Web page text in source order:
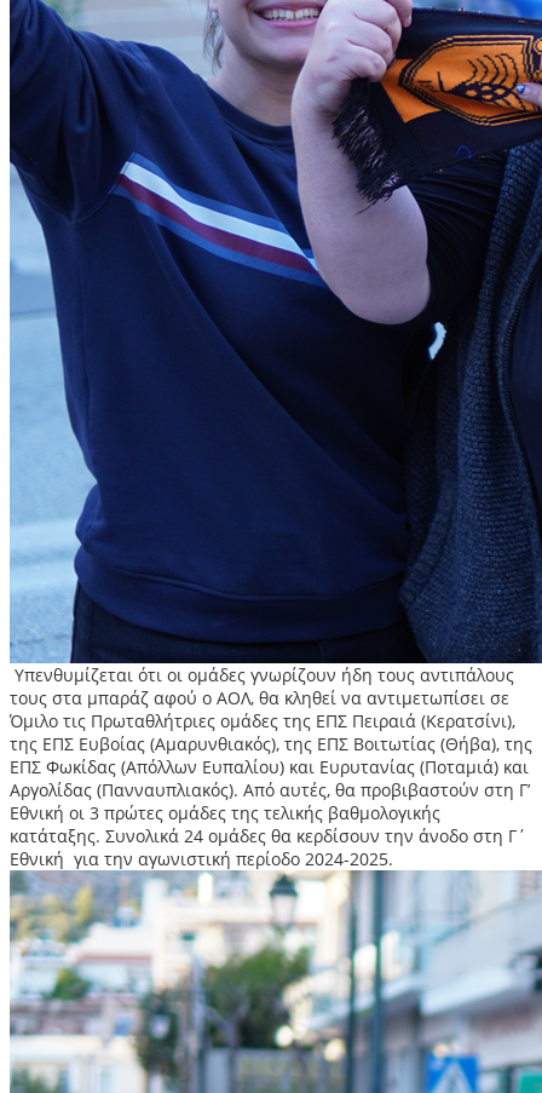
Υπενθυμίζεται ότι οι ομάδες γνωρίζουν ήδη τους αντιπάλους
τους στα μπαράζ αφού ο ΑΟΛ, θα κληθεί να αντιμετωπίσει σε
Όμιλο τις Πρωταθλήτριες ομάδες της ΕΠΣ Πειραιά (Κερατσίνι),
της ΕΠΣ Ευβοίας (Αμαρυνθιακός), της ΕΠΣ Βοιτωτίας (Θήβα), της
ΕΠΣ Φωκίδας (Απόλλων Ευπαλίου) και Ευρυτανίας (Ποταμιά) και
Αργολίδας (Πανναυπλιακός). Από αυτές, θα προβιβαστούν στη Γ’
Εθνική οι 3 πρώτες ομάδες της τελικής βαθμολογικής
κατάταξης. Συνολικά 24 ομάδες θα κερδίσουν την άνοδο στη Γ΄
Εθνική για την αγωνιστική περίοδο 2024-2025.